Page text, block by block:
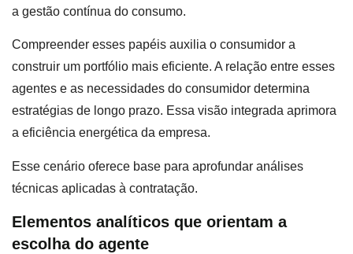
a gestão contínua do consumo.
Compreender esses papéis auxilia o consumidor a
construir um portfólio mais eficiente. A relação entre esses
agentes e as necessidades do consumidor determina
estratégias de longo prazo. Essa visão integrada aprimora
a eficiência energética da empresa.
Esse cenário oferece base para aprofundar análises
técnicas aplicadas à contratação.
Elementos analíticos que orientam a
escolha do agente